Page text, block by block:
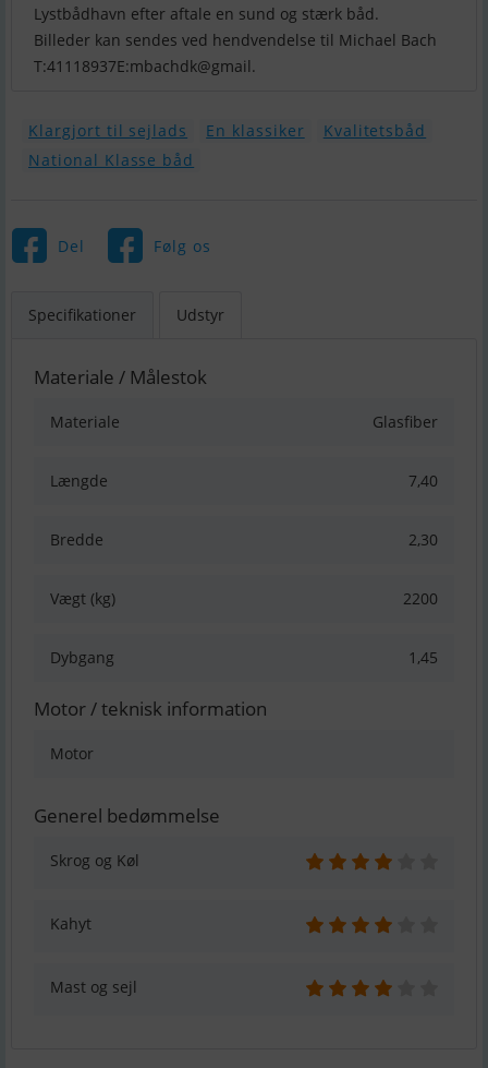
Lystbådhavn efter aftale en sund og stærk båd.
Billeder kan sendes ved hendvendelse til Michael Bach
T:41118937E:mbachdk@gmail.
Klargjort til sejlads En klassiker
Kvalitetsbåd
National Klasse båd
Del Følg os
Specifikationer Udstyr
Materiale / Målestok
Materiale Glasfiber
Længde 7,40
Bredde 2,30
Vægt (kg) 2200
Dybgang 1,45
Motor / teknisk information
Motor
Generel bedømmelse
Skrog og Køl
Kahyt
Mast og sejl